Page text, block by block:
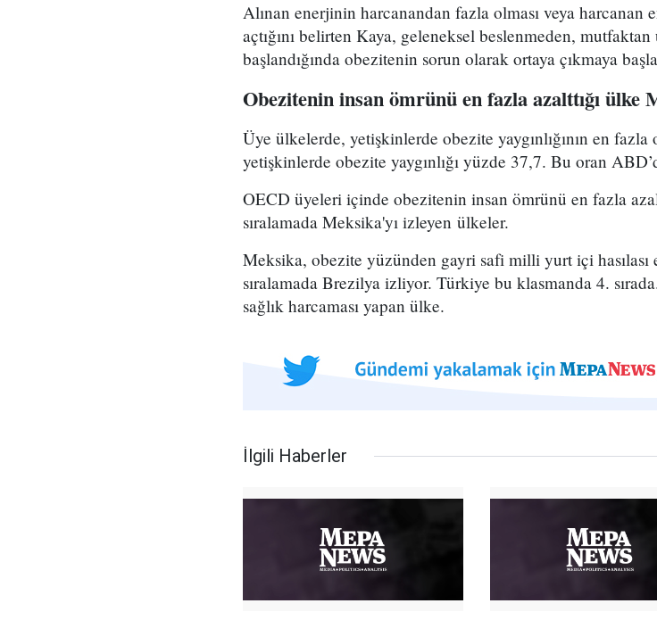
Alınan enerjinin harcanandan fazla olması veya harcanan
açtığını belirten Kaya, geleneksel beslenmeden, mutfaktan
başlandığında obezitenin sorun olarak ortaya çıkmaya
Obezitenin insan ömrünü en fazla azalttığı ülke
Üye ülkelerde, yetişkinlerde obezite yaygınlığının en
yetişkinlerde obezite yaygınlığı yüzde 37,7. Bu oran
OECD üyeleri içinde obezitenin insan ömrünü en fazla
sıralamada Meksika'yı izleyen ülkeler.
Meksika, obezite yüzünden gayri safi milli yurt içi
sıralamada Brezilya izliyor. Türkiye bu klasmanda 4.
sağlık harcaması yapan ülke.
İlgili Haberler